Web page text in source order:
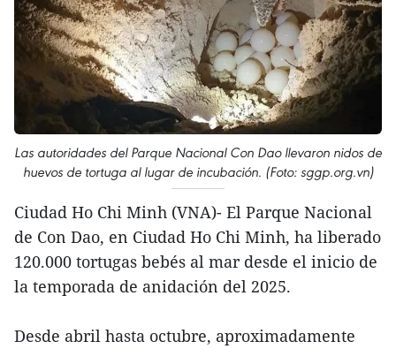
Las autoridades del Parque Nacional Con Dao llevaron nidos de
huevos de tortuga al lugar de incubación. (Foto: sggp.org.vn)
Ciudad Ho Chi Minh (VNA)- El Parque Nacional
de Con Dao, en Ciudad Ho Chi Minh, ha liberado
120.000 tortugas bebés al mar desde el inicio de
la temporada de anidación del 2025.
Desde abril hasta octubre, aproximadamente